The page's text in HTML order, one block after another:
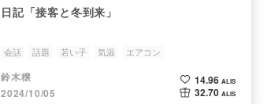
日記「接客と冬到来」
会話 話題 若い子 気温 エアコン
鈴木穣
2024/10/05
14.96 ALIS
32.70 ALIS